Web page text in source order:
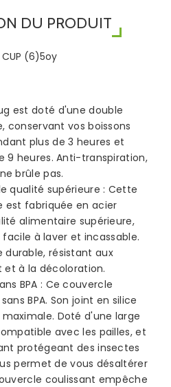
DU PRODUIT
est doté d'une double
conservant vos boissons
plus de 3 heures et
9 heures. Anti-transpiration,
brûle pas.
qualité supérieure : Cette
est fabriquée en acier
alimentaire supérieure,
à laver et incassable.
résistant aux
et à la décoloration.
BPA : Ce couvercle
BPA. Son joint en silice
Doté d'une large
avec les pailles, et
protégeant des insectes
permet de vous désaltérer
coulissant empêche